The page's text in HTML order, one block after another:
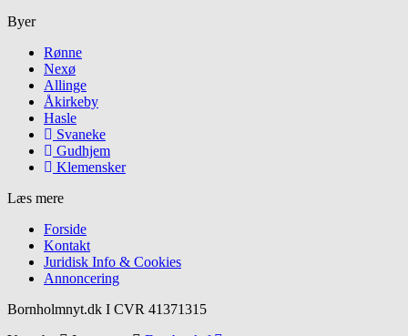
Byer
Rønne
Nexø
Allinge
Åkirkeby
Hasle
Svaneke
Gudhjem
Klemensker
Læs mere
Forside
Kontakt
Juridisk Info & Cookies​
Annoncering
Bornholmnyt.dk I CVR 41371315